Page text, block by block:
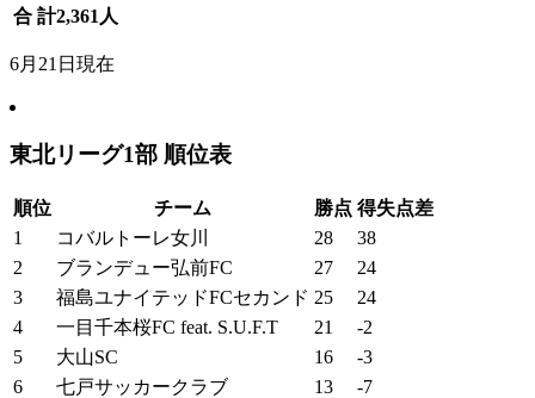
合 計2,361 人
6月21日現在
東北リーグ1部 順位表
順位 チーム 勝点 得失点差
1
コバルトーレ女川 28
38
2
ブランデュー弘前FC 27
24
3
福島ユナイテッドFCセカンド 25
24
4
一目千本桜FC feat. S.U.F.T 21
-2
5
大山SC 16
-3
6
七戸サッカークラブ 13
-7